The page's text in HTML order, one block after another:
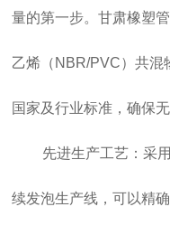
量的第一步。甘肃橡塑
乙烯（NBR/PVC）共混
国家及行业标准，确保
先进生产工艺：采
续发泡生产线，可以精